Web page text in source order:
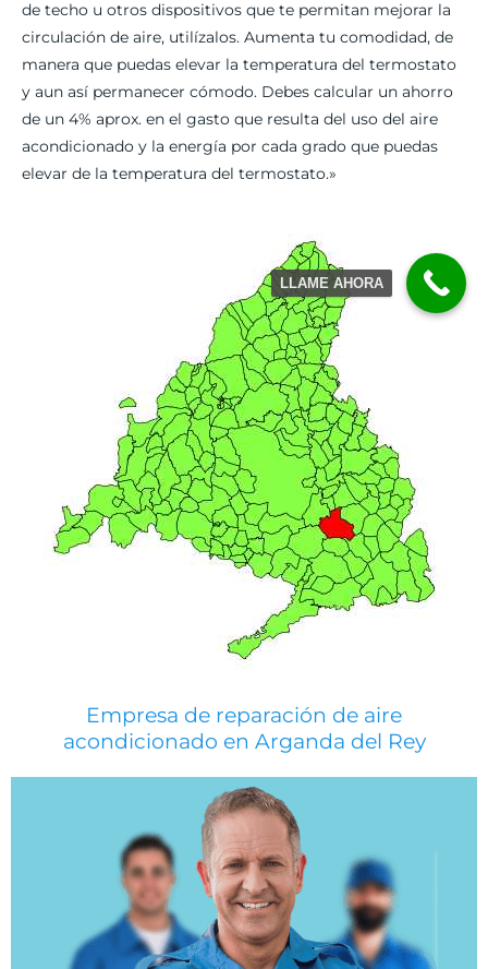
de techo u otros dispositivos que te permitan mejorar la
circulación de aire, utilízalos. Aumenta tu comodidad, de
manera que puedas elevar la temperatura del termostato
y aun así permanecer cómodo. Debes calcular un ahorro
de un 4% aprox. en el gasto que resulta del uso del aire
acondicionado y la energía por cada grado que puedas
elevar de la temperatura del termostato.»
Empresa de reparación de aire
acondicionado en Arganda del Rey
LLAME AHORA